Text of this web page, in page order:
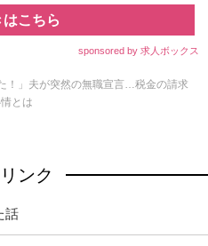
はこちら
sponsored by 求人ボックス
！」夫が突然の無職宣言…税金の請求
とは
ンク
話